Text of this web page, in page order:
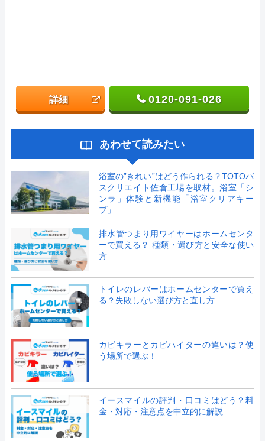
詳細 0120-091-026
あわせて読みたい
浴室の”きれい”はどう作られる？TOTOバ
スクリエイト佐倉工場を取材。浴室「シ
ンラ」体験と新機能「浴室クリアキー
プ」
排水管つまり用ワイヤーはホームセンタ
ーで買える？ 種類・選び方と安全な使い
方
トイレのレバーはホームセンターで買え
る？失敗しない選び方と直し方
カビキラーとカビハイターの違いは？使
う場所で選ぶ！
イースマイルの評判・口コミはどう？料
金・対応・注意点を中立的に解説